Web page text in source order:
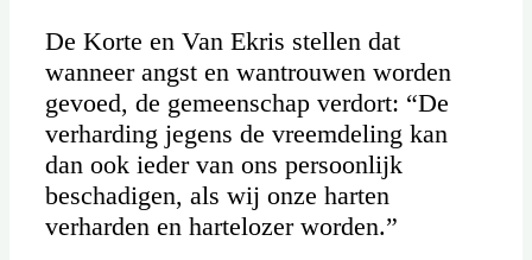
De Korte en Van Ekris stellen dat
wanneer angst en wantrouwen worden
gevoed, de gemeenschap verdort: “De
verharding jegens de vreemdeling kan
dan ook ieder van ons persoonlijk
beschadigen, als wij onze harten
verharden en hartelozer worden.”